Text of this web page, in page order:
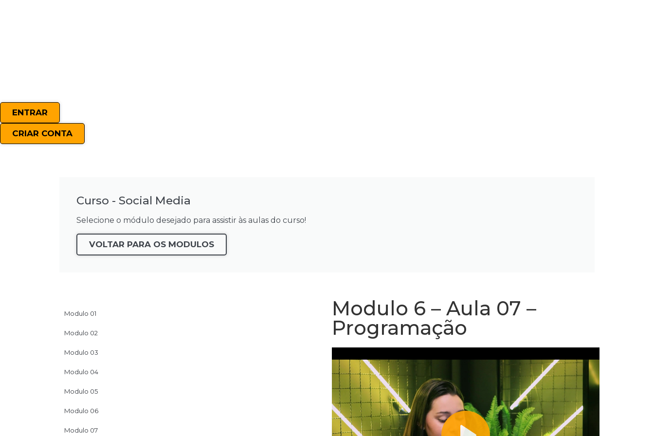
ENTRAR
CRIAR CONTA
Curso - Social Media
Selecione o módulo desejado para assistir às aulas do curso!
VOLTAR PARA OS MODULOS
Modulo 01
Modulo 02
Modulo 03
Modulo 04
Modulo 05
Modulo 06
Modulo 07
Modulo 6 – Aula 07 –
Programação